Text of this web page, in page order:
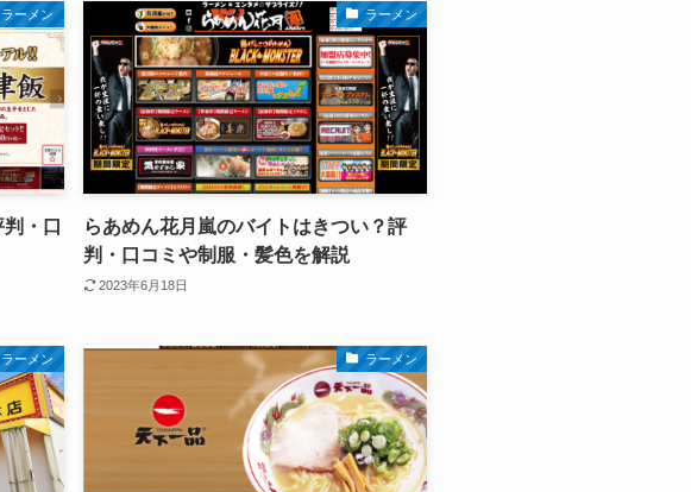
ラーメン
・口
ラーメン
らあめん花月嵐のバイトはきつい？評
判・口コミや制服・髪色を解説
2023年6月18日
ラーメン ラーメン